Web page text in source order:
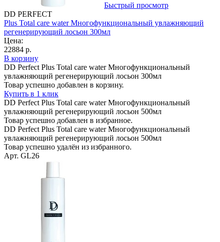
Быстрый просмотр
DD PERFECT
Plus Total care water Многофункциональный увлажняющий
регенерирующий лосьон 300мл
Цена:
22884 р.
В корзину
DD Perfect Plus Total care water Многофункциональный
увлажняющий регенерирующий лосьон 300мл
Товар успешно добавлен в корзину.
Купить в 1 клик
DD Perfect Plus Total care water Многофункциональный
увлажняющий регенерирующий лосьон 500мл
Товар успешно добавлен в избранное.
DD Perfect Plus Total care water Многофункциональный
увлажняющий регенерирующий лосьон 500мл
Товар успешно удалён из избранного.
Арт. GL26